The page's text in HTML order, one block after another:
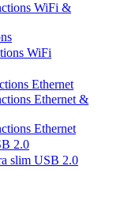
WiFi &
WiFi
Ethernet
Ethernet &
Ethernet
2.0
slim USB 2.0